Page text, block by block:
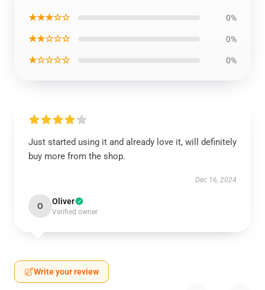
★★★☆☆ 0%
★★☆☆☆ 0%
★☆☆☆☆ 0%
Just started using it and already love it, will definitely
buy more from the shop.
Dec 16, 2024
O Oliver
Verified owner
Write your review